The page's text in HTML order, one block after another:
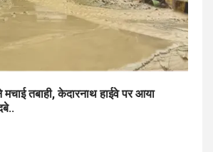
मचाई तबाही, केदारनाथ हाईवे पर आया